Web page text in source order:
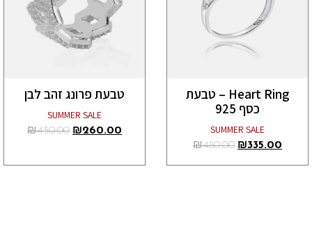
Heart Ring – טבעת
כסף 925
SUMMER SALE
₪335.00
₪480.00
טבעת פרונג זהב לבן
SUMMER SALE
₪260.00
₪430.00